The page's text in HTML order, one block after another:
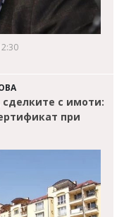
с имоти:
при